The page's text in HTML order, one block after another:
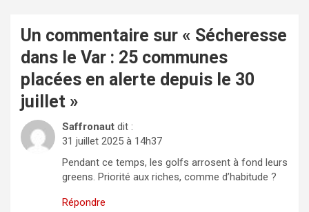
Un commentaire sur « Sécheresse
dans le Var : 25 communes
placées en alerte depuis le 30
juillet »
Saffronaut dit :
31 juillet 2025 à 14h37
Pendant ce temps, les golfs arrosent à fond leurs
greens. Priorité aux riches, comme d’habitude ?
Répondre